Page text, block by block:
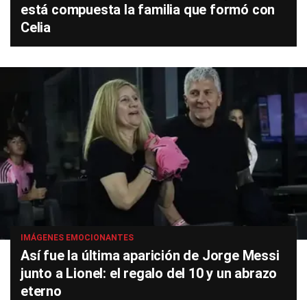
está compuesta la familia que formó con
Celia
IMÁGENES EMOCIONANTES
Así fue la última aparición de Jorge Messi
junto a Lionel: el regalo del 10 y un abrazo
eterno